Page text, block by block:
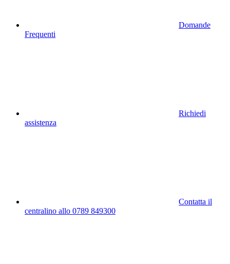
Domande
Frequenti
Richiedi
assistenza
Contatta il
centralino allo 0789 849300